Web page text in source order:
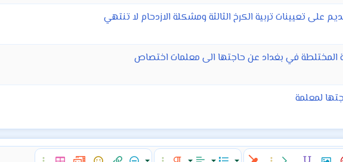
على تعيينات تربية الكرخ الثالثة ومشكلة الازدحام لا تنتهي
المختلطة في بغداد عن حاجتها الى معلمات اختصاص
لمعلمة